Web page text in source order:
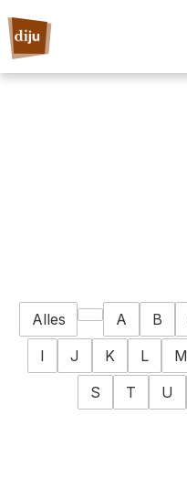
Alles A B
I
J K L M
S
T U